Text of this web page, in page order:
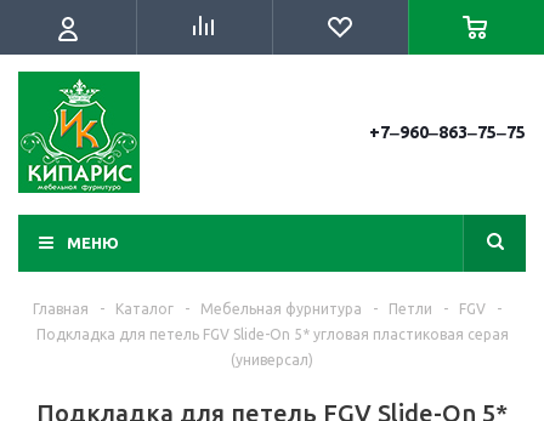
+7‒960‒863‒75‒75
МЕНЮ
Главная - Каталог - Мебельная фурнитура - Петли - FGV
-
Подкладка для петель FGV Slide-On 5* угловая пластиковая серая
(универсал)
Подкладка для петель FGV Slide-On 5*